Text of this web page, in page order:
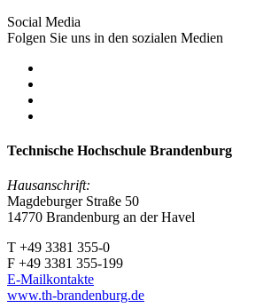
Social Media
Folgen Sie uns in den sozialen Medien
Technische Hochschule Brandenburg
Hausanschrift:
Magdeburger Straße 50
14770 Brandenburg an der Havel
T +49 3381 355-0
F +49 3381 355-199
E-Mailkontakte
www.th-brandenburg.de